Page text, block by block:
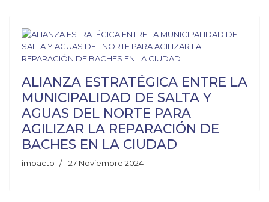
ALIANZA ESTRATÉGICA ENTRE LA
MUNICIPALIDAD DE SALTA Y
AGUAS DEL NORTE PARA
AGILIZAR LA REPARACIÓN DE
BACHES EN LA CIUDAD
impacto 27 Noviembre 2024